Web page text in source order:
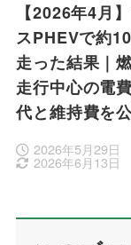
【2026年4月
スPHEVで約
走った結果｜
走行中心の電
代と維持費を
2026年5月29日
2026年6月13日